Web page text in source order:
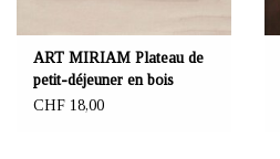
ART MIRIAM Plateau de
petit-déjeuner en bois
"Usva"
CHF 18,00